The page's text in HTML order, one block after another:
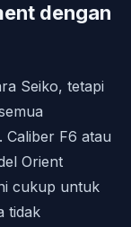
dengan
Seiko, tetapi
F6 atau
Orient
cukup untuk
tidak